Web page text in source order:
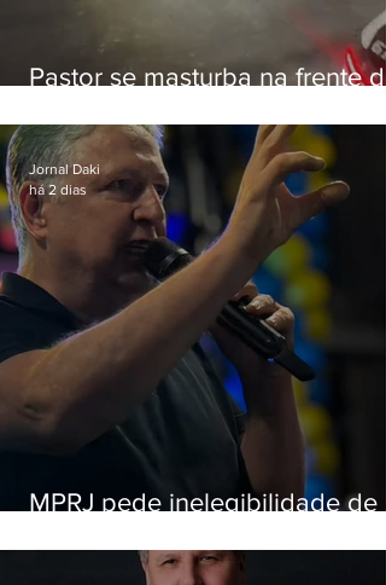
Pastor se masturba na frente de
MPRJ pede inelegibilidade de
Jornal Daki
há 2 dias